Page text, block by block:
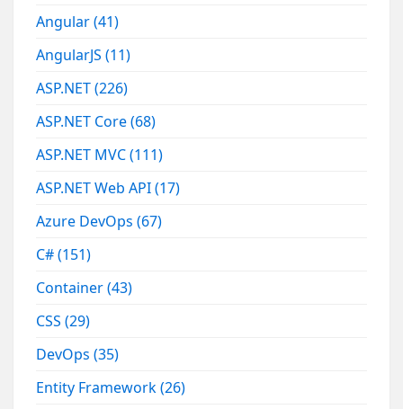
Angular(41)
AngularJS(11)
ASP.NET(226)
ASP.NET Core(68)
ASP.NET MVC(111)
ASP.NET Web API(17)
Azure DevOps(67)
C#(151)
Container(43)
CSS(29)
DevOps(35)
Entity Framework(26)